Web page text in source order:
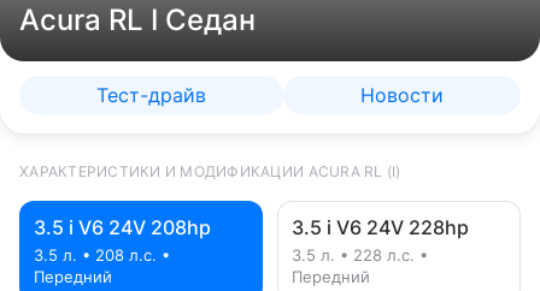
Acura RL I Седан
Тест-драйв Новости
ХАРАКТЕРИСТИКИ И МОДИФИКАЦИИ ACURA RL (I)
3.5 i V6 24V 208hp
3.5 л. • 208 л.с. •
Передний
3.5 i V6 24V 228hp
3.5 л. • 228 л.с. •
Передний